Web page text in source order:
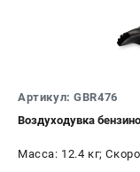
Артикул: GBR476
Воздуходувка
Масса: 12.4 кг;